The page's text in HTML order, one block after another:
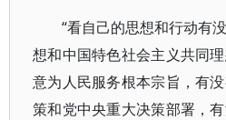
“看自己的思想和行动有
想和中国特色社会主义共同
意为人民服务根本宗旨，有
策和党中央重大决策部署，